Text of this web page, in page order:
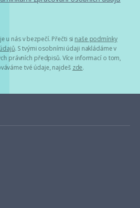
u nás v bezpečí. Přečti si naše podmínky
. S tvými osobními údaji nakládáme v
právních předpisů. Více informací o tom,
tvé údaje, najdeš zde.